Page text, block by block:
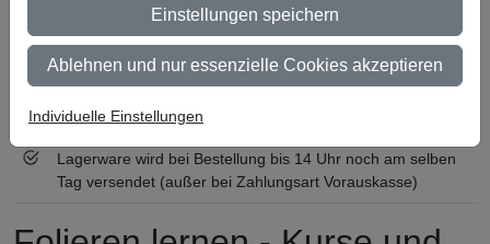
Ab 300 € Nettowarenwert versandkostenfrei (innerhalb
Deutschland)
Zertifiziert nach ISO 9001
Qualifizierter Fachhändler
Lagerware wird bei Bestellung bis 14 Uhr noch am selben
Tag versendet (außer bei Zahlungsart Vorauskasse)
Einstellungen speichern
Ablehnen und nur essenzielle Cookies akzeptieren
Individuelle Einstellungen